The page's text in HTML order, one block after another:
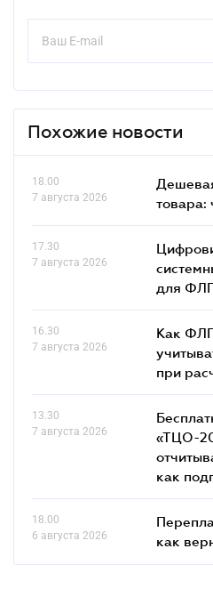
Похожие новости
18.00
7 августа 2026
товара:
17.30
7 августа 2026
для
16.30
7 августа 2026
Как
при
13.30
7 августа 2026
«ТЦО-
как
18.00
6 августа 2026
как